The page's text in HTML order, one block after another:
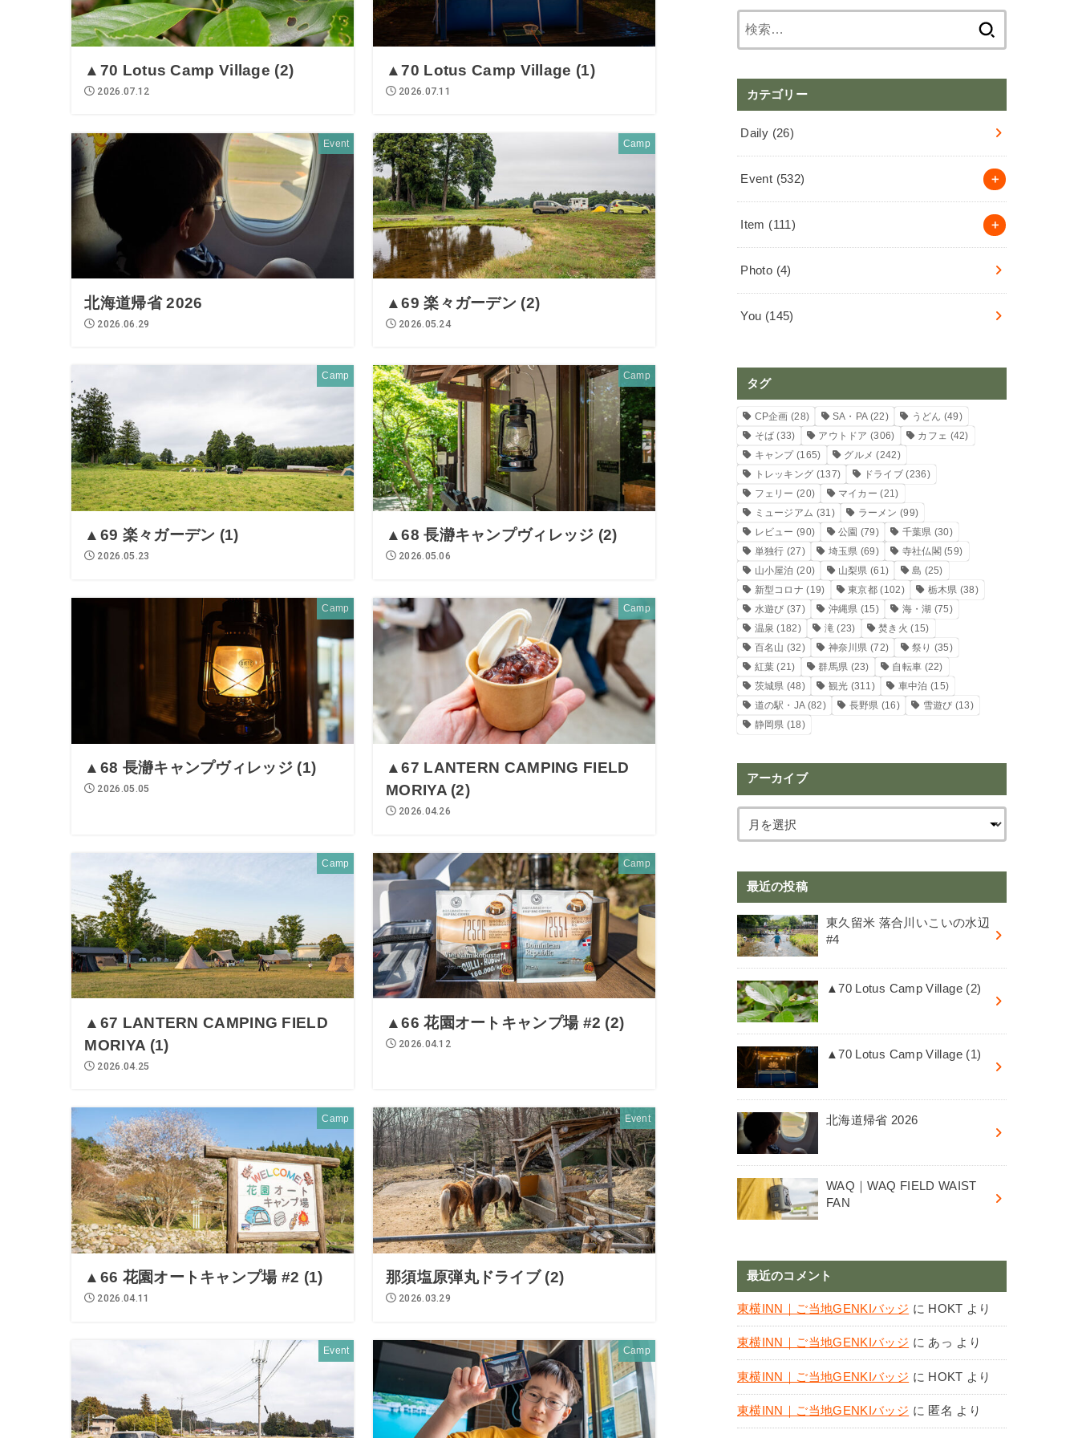
▲70 Lotus Camp Village (2)
2026.07.12
▲70 Lotus Camp Village (1)
2026.07.11
Event
北海道帰省 2026
2026.06.29
Camp
▲69 楽々ガーデン (2)
2026.05.24
Camp
▲69 楽々ガーデン (1)
2026.05.23
Camp
▲68 長瀞キャンプヴィレッジ (2)
2026.05.06
Camp
▲68 長瀞キャンプヴィレッジ (1)
2026.05.05
Camp
▲67 LANTERN CAMPING FIELD
MORIYA (2)
2026.04.26
Camp
▲67 LANTERN CAMPING FIELD
MORIYA (1)
2026.04.25
Camp
▲66 花園オートキャンプ場 #2 (2)
2026.04.12
Camp
▲66 花園オートキャンプ場 #2 (1)
2026.04.11
Event
那須塩原弾丸ドライブ (2)
2026.03.29
Event Camp
カテゴリー
Daily (26)
Event (532)
Item (111)
Photo (4)
You (145)
タグ
CP企画 (28) SA・PA(22) うどん (49)
そば (33) アウトドア (306) カフェ (42)
キャンプ(165) グルメ (242)
トレッキング (137) ドライブ (236)
フェリー (20) マイカー (21)
ミュージアム (31) ラーメン (99)
レビュー (90) 公園 (79) 千葉県 (30)
単独行 (27) 埼玉県 (69) 寺社仏閣 (59)
山小屋泊 (20) 山梨県 (61) 島 (25)
新型コロナ (19) 東京都 (102) 栃木県 (38)
水遊び (37) 沖縄県 (15) 海・湖 (75)
温泉 (182) 滝 (23) 焚き火 (15)
百名山 (32) 神奈川県 (72) 祭り (35)
紅葉 (21) 群馬県 (23) 自転車 (22)
茨城県 (48) 観光 (311) 車中泊 (15)
道の駅・JA(82) 長野県 (16) 雪遊び (13)
静岡県 (18)
アーカイブ
最近の投稿
東久留米 落合川いこいの水辺
#4
▲70 Lotus Camp Village (2)
▲70 Lotus Camp Village (1)
北海道帰省 2026
WAQ｜WAQ FIELD WAIST
FAN
最近のコメント
東横INN｜ご当地GENKIバッジ に HOKT より
東横INN｜ご当地GENKIバッジ に あっ より
東横INN｜ご当地GENKIバッジ に HOKT より
東横INN｜ご当地GENKIバッジ に 匿名 より